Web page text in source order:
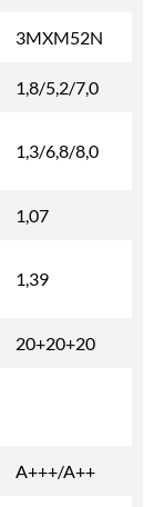
3MXM52N
1,8/5,2/7,0
1,3/6,8/8,0
1,07
1,39
20+20+20
A+++/A++